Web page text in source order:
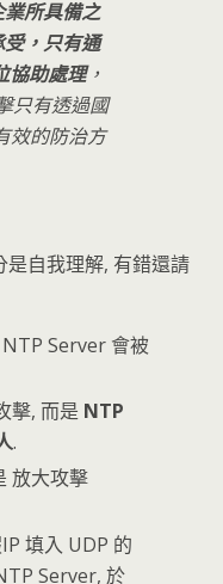
所具備之
，只有通
協助處理，
只有透過國
效的防治方
自我理解, 有錯還請
Server 會被
擊, 而是 NTP
.
放大攻擊
填入 UDP 的
Server, 於